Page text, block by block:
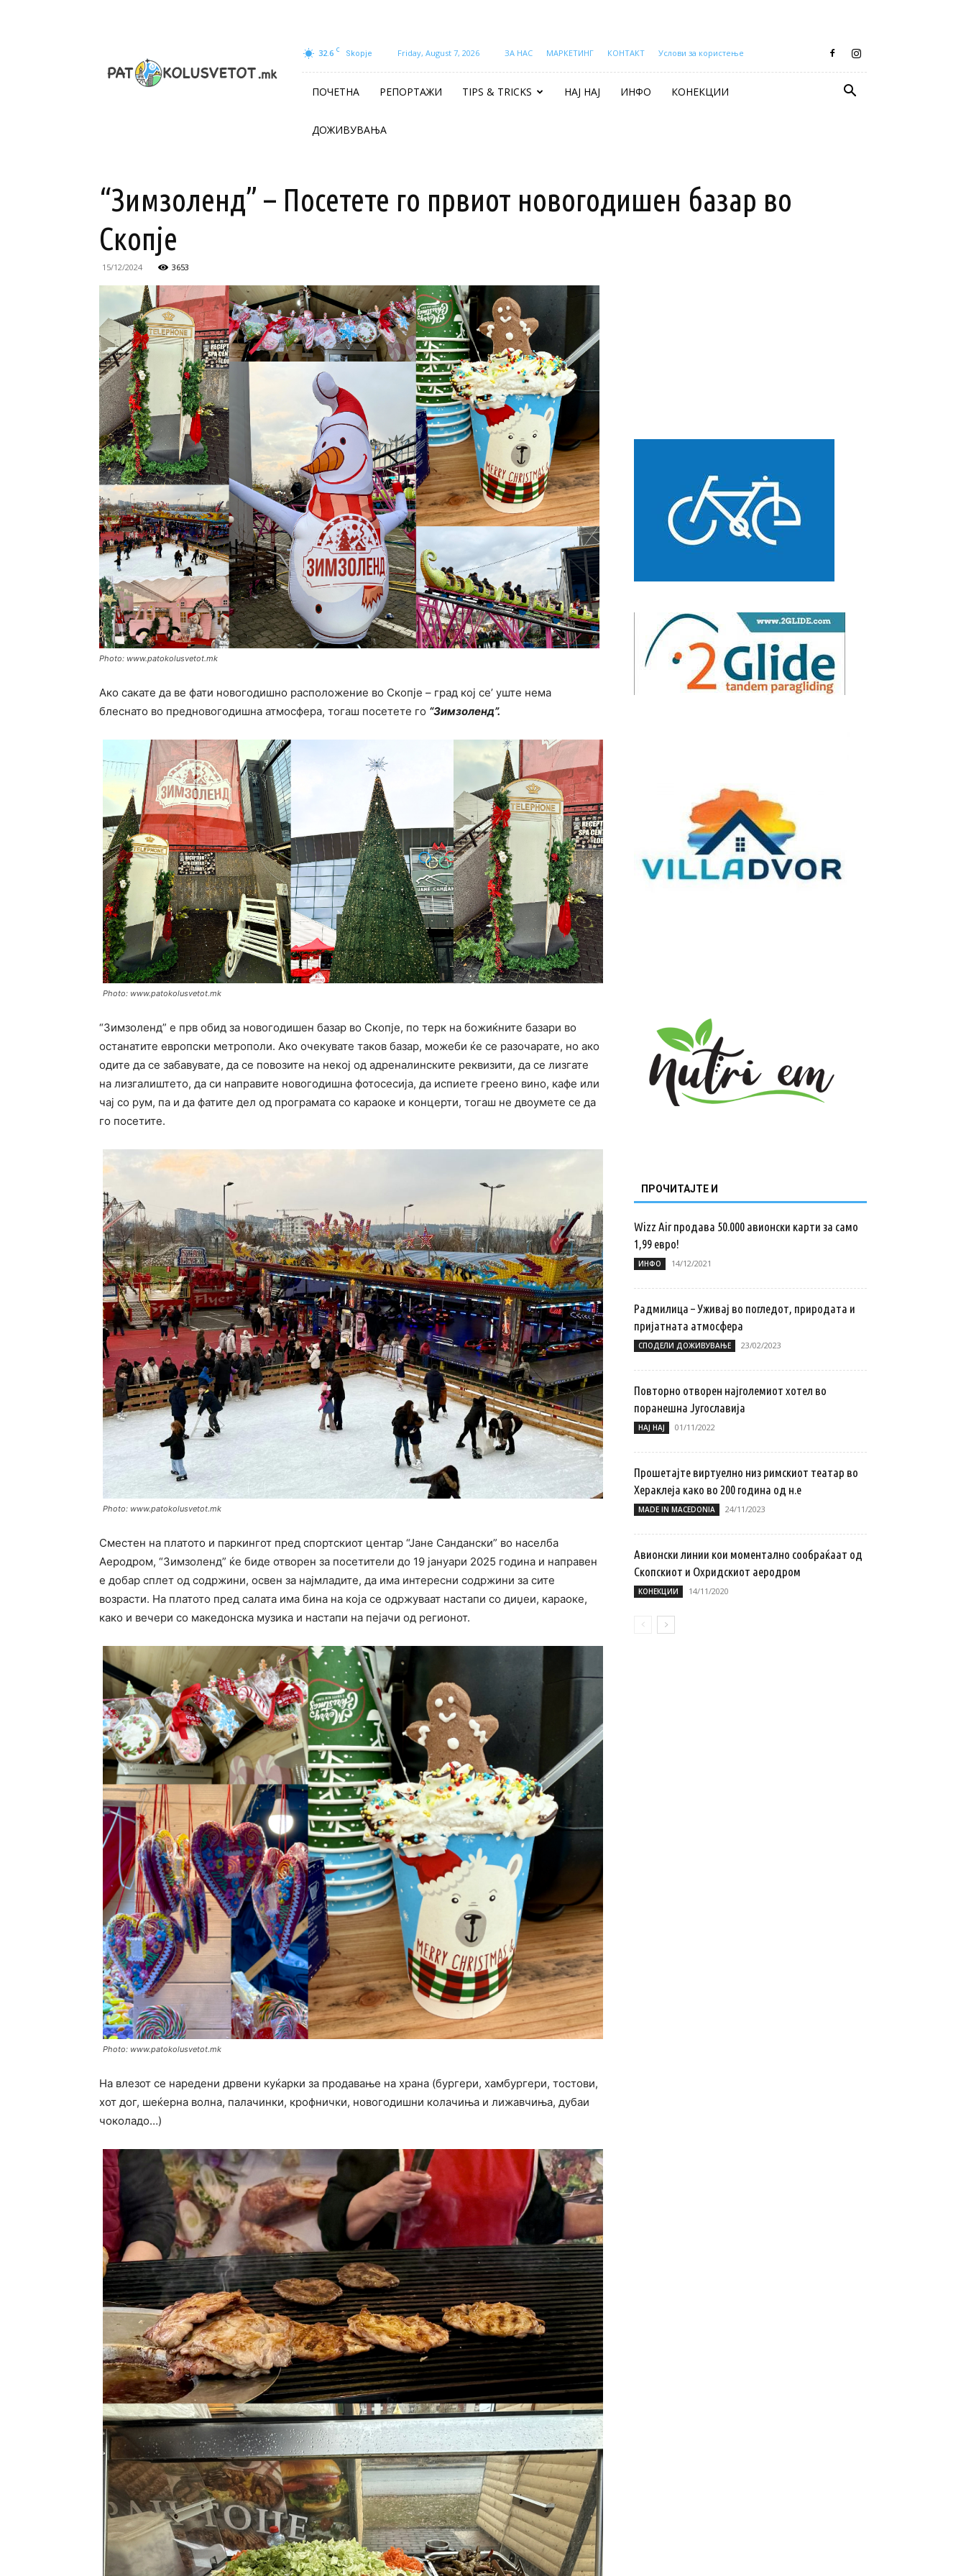
32.6 C Skopje Friday, August 7, 2026 ЗА НАС МАРКЕТИНГ КОНТАКТ Услови за користење
ПОЧЕТНА РЕПОРТАЖИ TIPS & TRICKS НАЈ НАЈ ИНФО КОНЕКЦИИ
ДОЖИВУВАЊА
“Зимзоленд” – Посетете го првиот новогодишен базар во
Скопје
15/12/2024 3653
Photo: www.patokolusvetot.mk
Ако сакате да ве фати новогодишно расположение во Скопје – град кој се’ уште нема
блеснато во предновогодишна атмосфера, тогаш посетете го “Зимзоленд”.
Photo: www.patokolusvetot.mk
“Зимзоленд” е прв обид за новогодишен базар во Скопје, по терк на божиќните базари во
останатите европски метрополи. Ако очекувате таков базар, можеби ќе се разочарате, но ако
одите да се забавувате, да се повозите на некој од адреналинските реквизити, да се лизгате
на лизгалиштето, да си направите новогодишна фотосесија, да испиете греено вино, кафе или
чај со рум, па и да фатите дел од програмата со караоке и концерти, тогаш не двоумете се да
го посетите.
Photo: www.patokolusvetot.mk
Сместен на платото и паркингот пред спортскиот центар “Јане Сандански” во населба
Аеродром, “Зимзоленд” ќе биде отворен за посетители до 19 јануари 2025 година и направен
е добар сплет од содржини, освен за најмладите, да има интересни содржини за сите
возрасти. На платото пред салата има бина на која се одржуваат настапи со диџеи, караоке,
како и вечери со македoнска музика и настапи на пејачи од регионот.
Photo: www.patokolusvetot.mk
На влезот се наредени дрвени куќарки за продавање на храна (бургери, хамбургери, тостови,
хот дог, шеќерна волна, палачинки, крофнички, новогодишни колачиња и лижавчиња, дубаи
чоколадо…)
ПРОЧИТАЈТЕ И
Wizz Air продава 50.000 авионски карти за само
1,99 евро!
ИНФО 14/12/2021
Радмилица – Уживај во погледот, природата и
пријатната атмосфера
СПОДЕЛИ ДОЖИВУВАЊЕ 23/02/2023
Повторно отворен најголемиот хотел во
поранешна Југославија
НАЈ НАЈ 01/11/2022
Прошетајте виртуелно низ римскиот театар во
Хераклеја како во 200 година од н.е
MADE IN MACEDONIA 24/11/2023
Авионски линии кои моментално сообраќаат од
Скопскиот и Охридскиот аеродром
КОНЕКЦИИ 14/11/2020